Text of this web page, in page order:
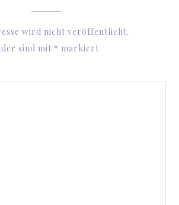
wird nicht veröffentlicht.
sind mit * markiert